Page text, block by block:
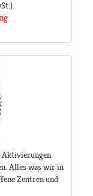
Aktivierungen
Alles was wir in
Zentren und